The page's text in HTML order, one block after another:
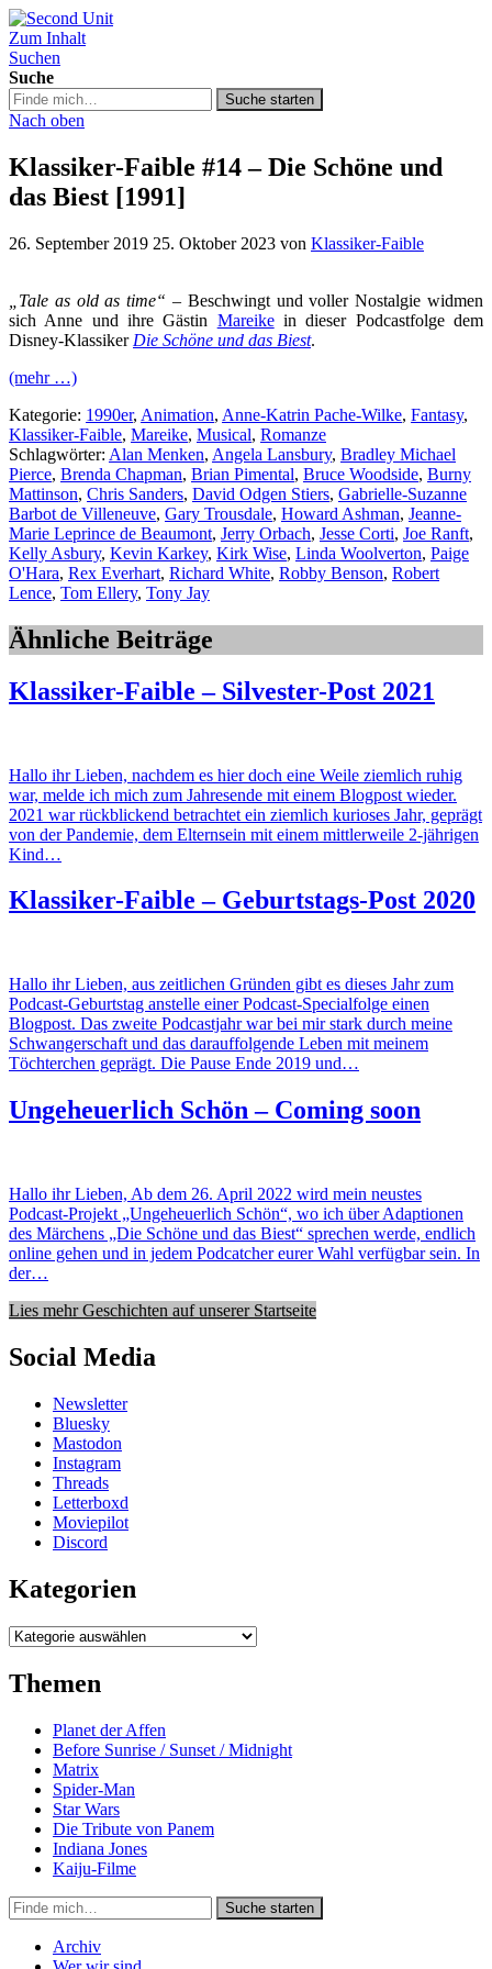
Second Unit
Zum Inhalt
Suchen
Suche
Suche
in
podcast.de/
Suche starten
Nach oben
Klassiker-Faible #14 – Die Schöne und
das Biest [1991]
26. September 2019 25. Oktober 2023 von Klassiker-Faible
„Tale as old as time“ – Beschwingt und voller Nostalgie widmen
sich Anne und ihre Gästin Mareikein dieser Podcastfolge dem
Disney-Klassiker Die Schöne und das Biest.
(mehr …)
Kategorie: 1990er, Animation, Anne-Katrin Pache-Wilke, Fantasy,
Klassiker-Faible, Mareike, Musical, Romanze
Schlagwörter: Alan Menken, Angela Lansbury, Bradley Michael
Pierce, Brenda Chapman, Brian Pimental, Bruce Woodside, Burny
Mattinson, Chris Sanders, David Odgen Stiers, Gabrielle-Suzanne
Barbot de Villeneuve, Gary Trousdale, Howard Ashman, Jeanne-
Marie Leprince de Beaumont, Jerry Orbach, Jesse Corti, Joe Ranft,
Kelly Asbury, Kevin Karkey, Kirk Wise, Linda Woolverton, Paige
O'Hara, Rex Everhart, Richard White, Robby Benson, Robert
Lence, Tom Ellery, Tony Jay
Ähnliche Beiträge
Klassiker-Faible – Silvester-Post 2021
Hallo ihr Lieben, nachdem es hier doch eine Weile ziemlich ruhig
war, melde ich mich zum Jahresende mit einem Blogpost wieder.
2021 war rückblickend betrachtet ein ziemlich kurioses Jahr, geprägt
von der Pandemie, dem Elternsein mit einem mittlerweile 2-jährigen
Kind…
Klassiker-Faible – Geburtstags-Post 2020
Hallo ihr Lieben, aus zeitlichen Gründen gibt es dieses Jahr zum
Podcast-Geburtstag anstelle einer Podcast-Specialfolge einen
Blogpost. Das zweite Podcastjahr war bei mir stark durch meine
Schwangerschaft und das darauffolgende Leben mit meinem
Töchterchen geprägt. Die Pause Ende 2019 und…
Ungeheuerlich Schön – Coming soon
Hallo ihr Lieben, Ab dem 26. April 2022 wird mein neustes
Podcast-Projekt „Ungeheuerlich Schön“, wo ich über Adaptionen
des Märchens „Die Schöne und das Biest“ sprechen werde, endlich
online gehen und in jedem Podcatcher eurer Wahl verfügbar sein. In
der…
Lies mehr Geschichten auf unserer Startseite
Social Media
Newsletter
Bluesky
Mastodon
Instagram
Threads
Letterboxd
Moviepilot
Discord
Kategorien
Kategorien
Themen
Planet der Affen
Before Sunrise / Sunset / Midnight
Matrix
Spider-Man
Star Wars
Die Tribute von Panem
Indiana Jones
Kaiju-Filme
Suche
in
https://secondunit-
podcast.de/
Suche starten
Archiv